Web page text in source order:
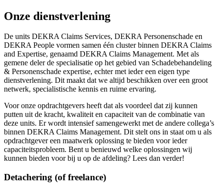
Onze dienstverlening
De units DEKRA Claims Services, DEKRA Personenschade en
DEKRA People vormen samen één cluster binnen DEKRA Claims
and Expertise, genaamd DEKRA Claims Management. Met als
gemene deler de specialisatie op het gebied van Schadebehandeling
& Personenschade expertise, echter met ieder een eigen type
dienstverlening. Dit maakt dat we altijd beschikken over een groot
netwerk, specialistische kennis en ruime ervaring.
Voor onze opdrachtgevers heeft dat als voordeel dat zij kunnen
putten uit de kracht, kwaliteit en capaciteit van de combinatie van
deze units. Er wordt intensief samengewerkt met de andere collega’s
binnen DEKRA Claims Management. Dit stelt ons in staat om u als
opdrachtgever een maatwerk oplossing te bieden voor ieder
capaciteitsprobleem. Bent u benieuwd welke oplossingen wij
kunnen bieden voor bij u op de afdeling? Lees dan verder!
Detachering (of freelance)